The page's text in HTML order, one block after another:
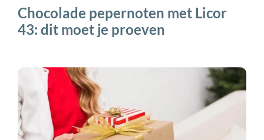
Chocolade pepernoten met Licor
43: dit moet je proeven